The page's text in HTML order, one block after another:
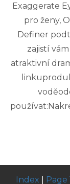
Exaggerate
pro ženy,
Definer
zajistí
atraktivní
Index Page